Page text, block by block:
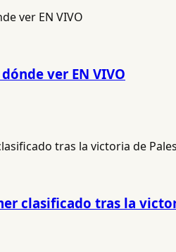
ver EN VIVO
clasificado tras la